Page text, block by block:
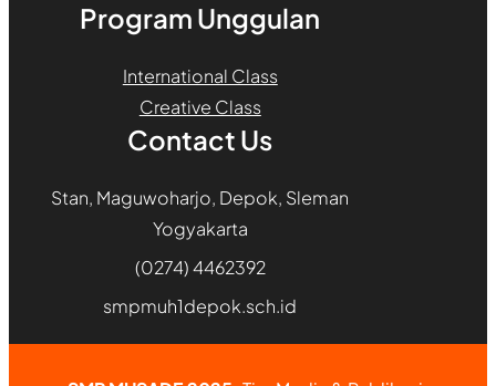
Program Unggulan
International Class
Creative Class
Contact Us
Stan, Maguwoharjo, Depok, Sleman
Yogyakarta
(0274) 4462392
smpmuh1depok.sch.id